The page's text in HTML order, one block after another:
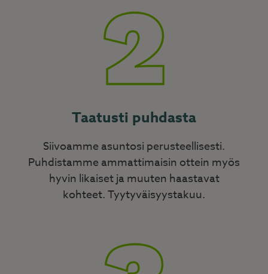
Taatusti puhdasta
Siivoamme asuntosi perusteellisesti.
Puhdistamme ammattimaisin ottein myös
hyvin likaiset ja muuten haastavat
kohteet. Tyytyväisyystakuu.